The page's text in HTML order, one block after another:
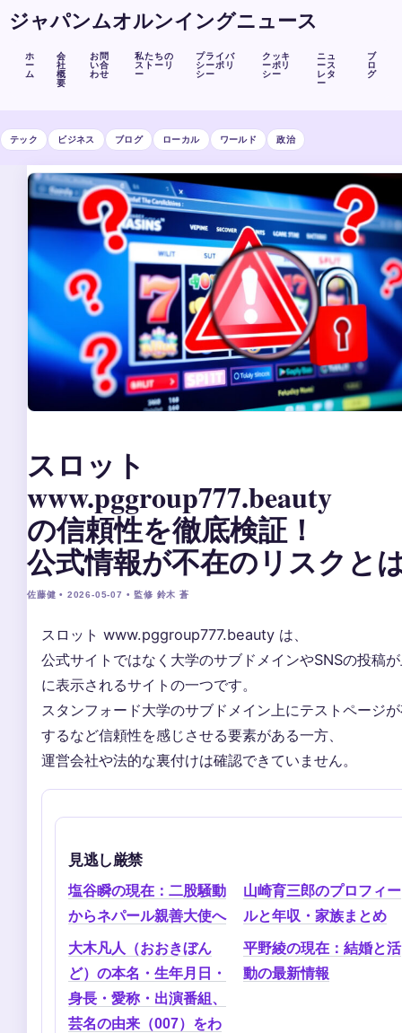
ジャパンムオルンイングニュース
ホ
ー
ム
会
社
概
要
お問
い合
わせ
私たちの
ストーリ
ー
プライバ
シーポリ
シー
クッキ
ーポリ
シー
ニュ
ース
レタ
ー
ブ
ロ
グ
テック ビジネス ブログ ローカル ワールド 政治
スロット
www.pggroup777.beauty
の信頼性を徹底検証！
公式情報が不在のリスクと
佐藤健 • 2026-05-07 • 監修 鈴木 蒼
スロット www.pggroup777.beauty は、
公式サイトではなく大学のサブドメインやSNSの投稿
に表示されるサイトの一つです。
スタンフォード大学のサブドメイン上にテストページ
するなど信頼性を感じさせる要素がある一方、
運営会社や法的な裏付けは確認できていません。
見逃し厳禁
塩谷瞬の現在：二股騒動
からネパール親善大使へ
山崎育三郎のプロフィー
ルと年収・家族まとめ
大木凡人（おおきぼん
ど）の本名・生年月日・
身長・愛称・出演番組、
芸名の由来（007）をわ
平野綾の現在：結婚と活
動の最新情報